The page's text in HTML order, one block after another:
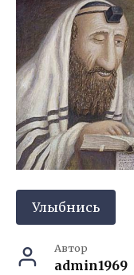
Улыбнись
Автор
admin1969